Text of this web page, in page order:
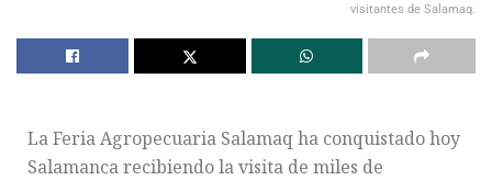
visitantes de Salamaq.
La Feria Agropecuaria Salamaq ha conquistado hoy
Salamanca recibiendo la visita de miles de